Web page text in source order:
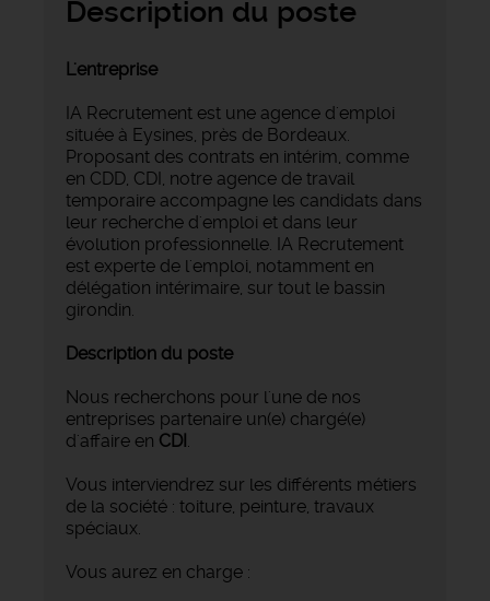
Description du poste
L'entreprise
IA Recrutement est une agence d'emploi
située à Eysines, près de Bordeaux.
Proposant des contrats en intérim, comme
en CDD, CDI, notre agence de travail
temporaire accompagne les candidats dans
leur recherche d'emploi et dans leur
évolution professionnelle. IA Recrutement
est experte de l'emploi, notamment en
délégation intérimaire, sur tout le bassin
girondin.
Description du poste
Nous recherchons pour l'une de nos
entreprises partenaire un(e) chargé(e)
d'affaire en CDI
Vous interviendrez sur les différents métiers
de la société : toiture, peinture, travaux
spéciaux.
Vous aurez en charge :